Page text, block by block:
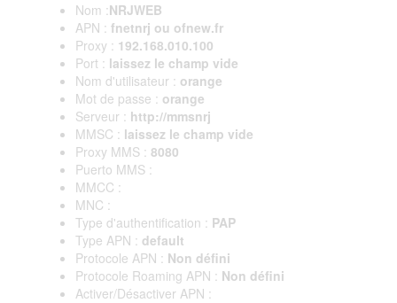
Nom :NRJWEB
APN : fnetnrj ou ofnew.fr
Proxy : 192.168.010.100
Port : laissez le champ vide
Nom d'utilisateur : orange
Mot de passe : orange
Serveur : http://mmsnrj
MMSC : laissez le champ vide
Proxy MMS : 8080
Puerto MMS :
MMCC :
MNC :
Type d'authentification : PAP
Type APN : default
Protocole APN : Non défini
Protocole Roaming APN : Non défini
Activer/Désactiver APN :